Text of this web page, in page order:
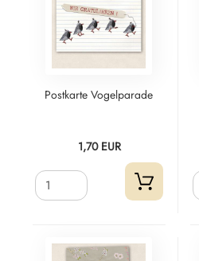
Postkarte Vogelparade
1,70 EUR